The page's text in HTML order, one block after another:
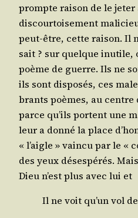
prompte rai­son de le
dis­cour­toi­se­ment
peut-être, cette rai­son. Il
sait ? sur quelque inutile,
poème de guerre. Ils ne
ils sont dis­po­sés, ces
brants poèmes, au centre
parce qu’ils portent une
leur a don­né la place
« l’aigle » vain­cu par le «
des yeux déses­pé­rés.
Dieu n’est plus avec lui et
Il ne voit qu’un vol